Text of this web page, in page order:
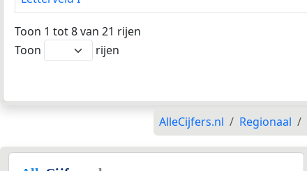
Toon 1 tot 8 van 21 rijen
Toon
rijen
AlleCijfers.nl Regionaal